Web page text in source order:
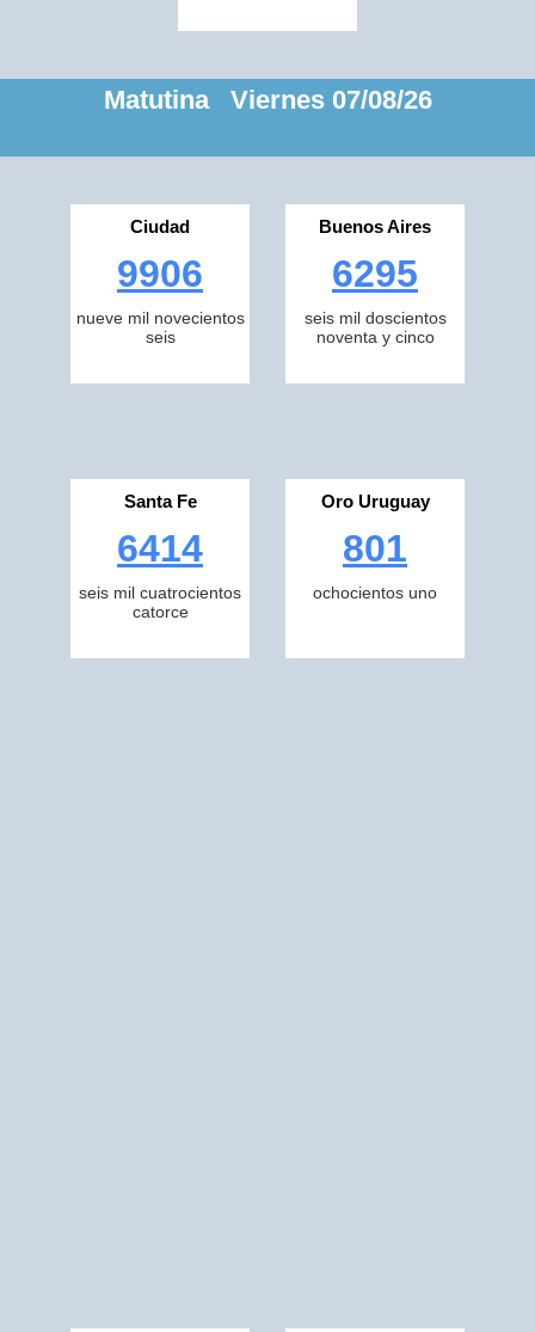
Matutina Viernes 07/08/26
Ciudad
9906
nueve mil novecientos
seis
Buenos Aires
6295
seis mil doscientos
noventa y cinco
Santa Fe
6414
seis mil cuatrocientos
catorce
Oro Uruguay
801
ochocientos uno